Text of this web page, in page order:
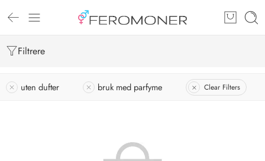
Filtrere
uten dufter bruk med parfyme Clear Filters